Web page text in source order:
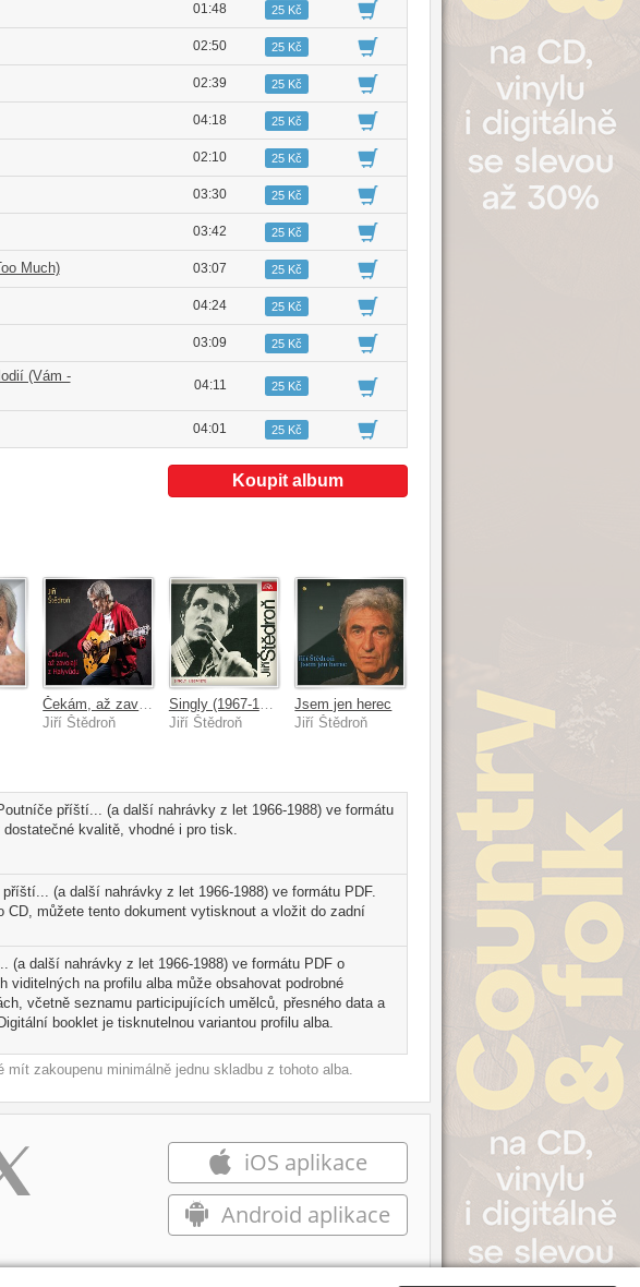
01:48 25 Kč
02:50 25 Kč
02:39 25 Kč
04:18 25 Kč
02:10 25 Kč
03:30 25 Kč
03:42 25 Kč
Much) 03:07 25 Kč
04:24 25 Kč
03:09 25 Kč
(Vám -
04:11 25 Kč
04:01 25 Kč
Koupit album
Jiří Štědroň
Jiří Štědroň
Jsem jen herec
Jiří Štědroň
příští... (a další nahrávky z let 1966-1988) ve formátu
kvalitě, vhodné i pro tisk.
(a další nahrávky z let 1966-1988) ve formátu PDF.
CD, můžete tento dokument vytisknout a vložit do zadní
(a další nahrávky z let 1966-1988) ve formátu PDF o
na profilu alba může obsahovat podrobné
včetně seznamu participujících umělců, přesného data a
booklet je tisknutelnou variantou profilu alba.
zakoupenu minimálně jednu skladbu z tohoto alba.
iOS aplikace
Android aplikace